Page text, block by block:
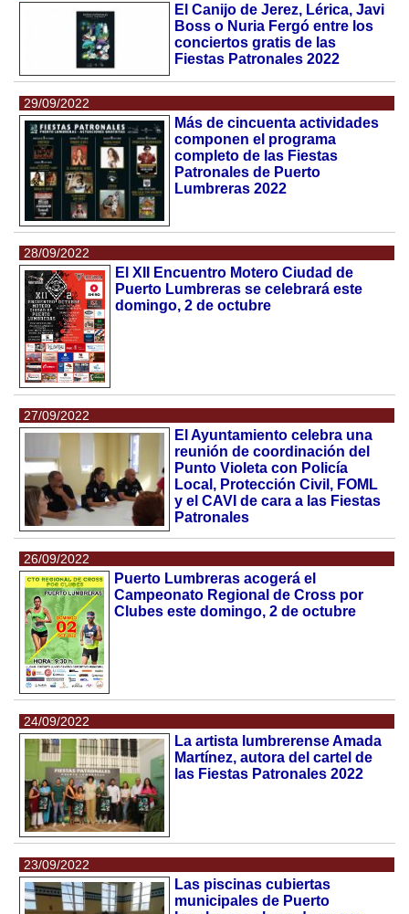
El Canijo de Jerez, Lérica, Javi
Boss o Nuria Fergó entre los
conciertos gratis de las
Fiestas Patronales 2022
29/09/2022
Más de cincuenta actividades
componen el programa
completo de las Fiestas
Patronales de Puerto
Lumbreras 2022
28/09/2022
El XII Encuentro Motero Ciudad de
Puerto Lumbreras se celebrará este
domingo, 2 de octubre
27/09/2022
El Ayuntamiento celebra una
reunión de coordinación del
Punto Violeta con Policía
Local, Protección Civil, FOML
y el CAVI de cara a las Fiestas
Patronales
26/09/2022
Puerto Lumbreras acogerá el
Campeonato Regional de Cross por
Clubes este domingo, 2 de octubre
24/09/2022
La artista lumbrerense Amada
Martínez, autora del cartel de
las Fiestas Patronales 2022
23/09/2022
Las piscinas cubiertas
municipales de Puerto